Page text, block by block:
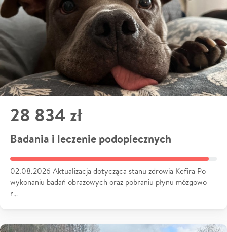
28 834 zł
Badania i leczenie podopiecznych
02.08.2026 Aktualizacja dotycząca stanu zdrowia Kefira Po
wykonaniu badań obrazowych oraz pobraniu płynu mózgowo-
r…